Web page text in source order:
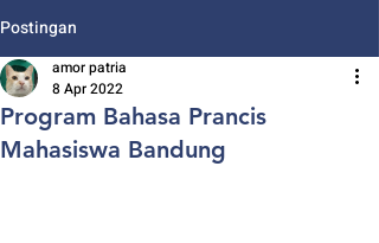
Postingan
Program Bahasa Prancis
Mahasiswa Bandung
amor patria
8 Apr 2022